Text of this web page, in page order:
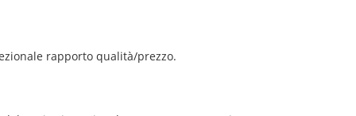
rapporto qualità/prezzo.